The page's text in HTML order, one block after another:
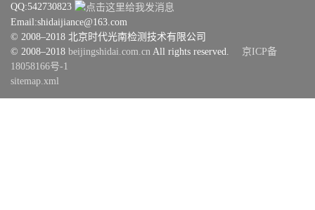
QQ:542730823
Email:shidaijiance@163.com
© 2008–2018 北京时代光南检测技术有限公司
© 2008–2018 beijingshidai.com.cn All rights reserved. 京ICP备
18058166号-1
sitemap.xml